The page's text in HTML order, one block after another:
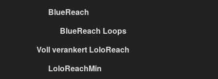
BlueReach
BlueReach Loops
Voll verankert LoloReach
LoloReachMin